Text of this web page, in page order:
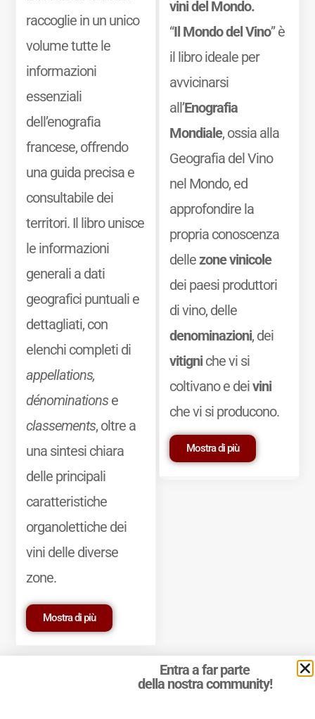
raccoglie in un unico
volume tutte le
informazioni
essenziali
dell’enografia
francese, offrendo
una guida precisa e
consultabile dei
territori. Il libro unisce
le informazioni
generali a dati
geografici puntuali e
dettagliati, con
elenchi completi di
appellations,
dénominationse
classements, oltre a
una sintesi chiara
delle principali
caratteristiche
organolettiche dei
vini delle diverse
zone.
Mostra di più
vini del Mondo.
“Il Mondo del Vino” è
il libro ideale per
avvicinarsi
all’Enografia
Mondiale, ossia alla
Geografia del Vino
nel Mondo, ed
approfondire la
propria conoscenza
dellezone vinicole
dei paesi produttori
di vino, delle
denominazioni, dei
vitigniche vi si
coltivano e deivini
che vi si producono.
Mostra di più
Entra a far parte
della nostra community!